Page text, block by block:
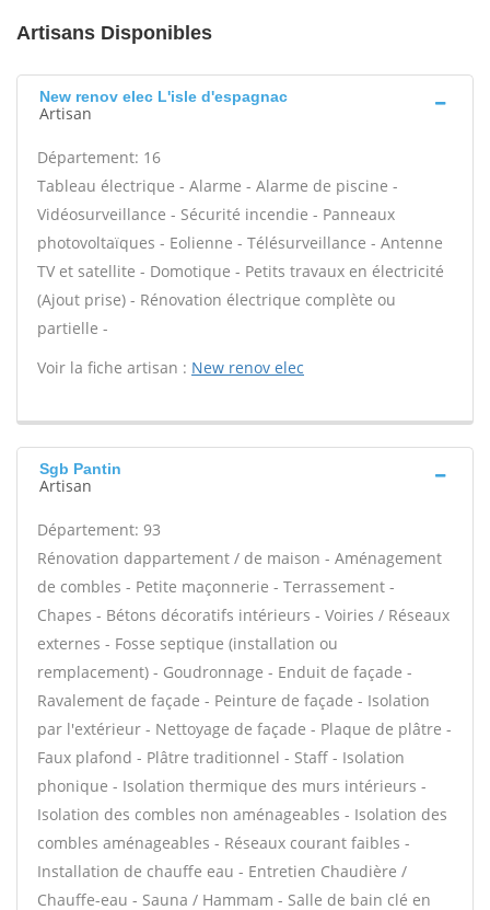
Artisans Disponibles
New renov elec L'isle d'espagnac
Artisan
Département: 16
Tableau électrique - Alarme - Alarme de piscine -
Vidéosurveillance - Sécurité incendie - Panneaux
photovoltaïques - Eolienne - Télésurveillance - Antenne
TV et satellite - Domotique - Petits travaux en électricité
(Ajout prise) - Rénovation électrique complète ou
partielle -
Voir la fiche artisan : New renov elec
Sgb Pantin
Artisan
Département: 93
Rénovation dappartement / de maison - Aménagement
de combles - Petite maçonnerie - Terrassement -
Chapes - Bétons décoratifs intérieurs - Voiries / Réseaux
externes - Fosse septique (installation ou
remplacement) - Goudronnage - Enduit de façade -
Ravalement de façade - Peinture de façade - Isolation
par l'extérieur - Nettoyage de façade - Plaque de plâtre -
Faux plafond - Plâtre traditionnel - Staff - Isolation
phonique - Isolation thermique des murs intérieurs -
Isolation des combles non aménageables - Isolation des
combles aménageables - Réseaux courant faibles -
Installation de chauffe eau - Entretien Chaudière /
Chauffe-eau - Sauna / Hammam - Salle de bain clé en